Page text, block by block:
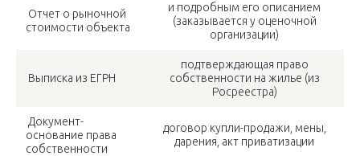
Отчет о рыночной
стоимости объекта
и подробным его описанием
(заказывается у оценочной
организации)
Выписка из ЕГРН
подтверждающая право
собственности на жилье (из
Росреестра)
Документ-
основание права
собственности
договор купли-продажи, мены,
дарения, акт приватизации